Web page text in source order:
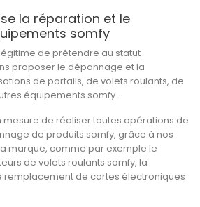
la réparation et le
somfy
de prétendre au statut
proposer le dépannage et la
de portails, de volets roulants, de
équipements somfy.
mesure de réaliser toutes opérations de
de produits somfy, grâce à nos
marque, comme par exemple le
de volets roulants somfy, la
de cartes électroniques